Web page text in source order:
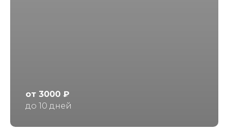
от 3000 ₽
до 10 дней